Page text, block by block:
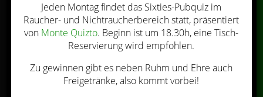
Mainzer Kultkneipe
SIXTIES
Öffnungszeiten
Jeden Montag findet das Sixties-Pubquiz im
Raucher- und Nichtraucherbereich statt, präsentiert
von Monte Quizto. Beginn ist um 18.30h, eine Tisch-
Reservierung wird empfohlen.
Zu gewinnen gibt es neben Ruhm und Ehre auch
Freigetränke, also kommt vorbei!